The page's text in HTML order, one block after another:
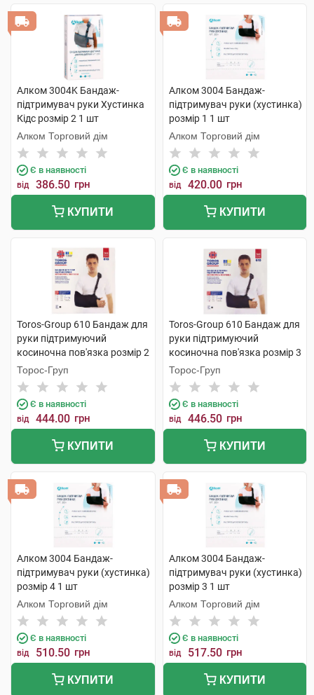
Алком 3004K Бандаж-
підтримувач руки Хустинка
Кідс розмір 2 1 шт
Алком Торговий дім
Є в наявності
від 386.50 грн
КУПИТИ
Алком 3004 Бандаж-
підтримувач руки (хустинка)
розмір 1 1 шт
Алком Торговий дім
Є в наявності
від 420.00 грн
КУПИТИ
Toros-Group 610 Бандаж для
руки підтримуючий
косиночна пов'язка розмір 2
чорний 1 шт
Торос-Груп
Є в наявності
від 444.00 грн
КУПИТИ
Toros-Group 610 Бандаж для
руки підтримуючий
косиночна пов'язка розмір 3
чорний 1 шт
Торос-Груп
Є в наявності
від 446.50 грн
КУПИТИ
Алком 3004 Бандаж-
підтримувач руки (хустинка)
розмір 4 1 шт
Алком Торговий дім
Є в наявності
від 510.50 грн
КУПИТИ
Алком 3004 Бандаж-
підтримувач руки (хустинка)
розмір 3 1 шт
Алком Торговий дім
Є в наявності
від 517.50 грн
КУПИТИ